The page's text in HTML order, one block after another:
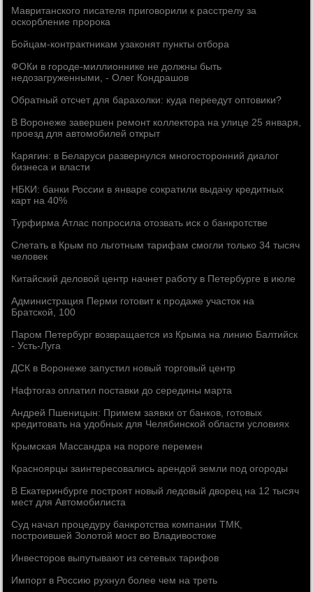
Мавританского писателя приговорили к расстрелу за
оскорбление пророка
Бойцам-контрактникам узаконят пункты отбора
ФОКи в городе-миллионнике не должны быть
недозагруженными, - Олег Кондрашов
Обратный отсчет для барахолки: куда переедут оптовики?
В Воронеже завершен ремонт коллектора на улице 25 января,
проезд для автомобилей открыт
Карягин: в Беларуси развернулся многосторонний диалог
бизнеса и власти
НБКИ: банки России в январе сократили выдачу кредитных
карт на 40%
Турфирма Атлас попросила отозвать иск о банкротстве
Слетать в Крым по льготным тарифам смогли только 34 тысяч
человек
Китайский деловой центр начнет работу в Петербурге в июле
Администрация Перми готовит к продаже участок на
Братской, 100
Паром Петербург возвращается из Крыма на линию Балтийск
- Усть-Луга
ДСК в Воронеже запустил новый торговый центр
Нафтогаз оплатил поставки до середины марта
Андрей Пшеницын: Примем заявки от банков, готовых
кредитовать на удобных для Челябинской области условиях
Крымская Массандра на пороге перемен
Красноярцы заинтересовались арендой земли под огороды
В Екатеринбурге построят новый ледовый дворец на 12 тысяч
мест для Автомобилиста
Суд начал процедуру банкротства компании ТМК,
построившей Золотой мост во Владивостоке
Инвесторов выпутывают из сетевых тарифов
Импорт в Россию рухнул более чем на треть